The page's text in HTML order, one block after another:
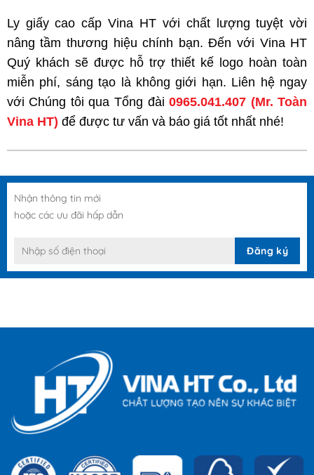
Ly giấy cao cấp Vina HT với chất lượng tuyệt vời
nâng tầm thương hiệu chính bạn. Đến với Vina HT
Quý khách sẽ được hỗ trợ thiết kế logo hoàn toàn
miễn phí, sáng tạo là không giới hạn. Liên hệ ngay
với Chúng tôi qua Tổng đài0965.041.407 (Mr. Toàn
Vina HT) để được tư vấn và báo giá tốt nhất nhé!
Nhận thông tin mới
hoặc các ưu đãi hấp dẫn